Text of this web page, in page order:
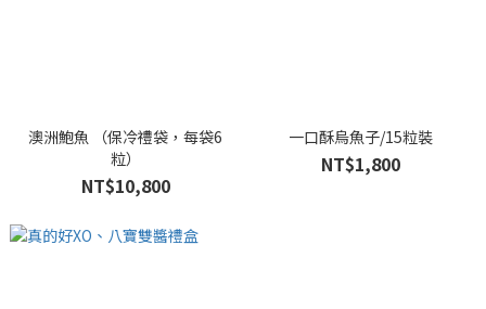
澳洲鮑魚 （保冷禮袋，每袋6
粒）
NT$10,800
一口酥烏魚子/15粒裝
NT$1,800